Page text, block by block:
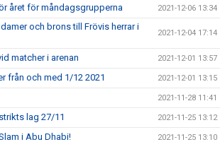
året för måndagsgrupperna 2021-12-06 13:34
och brons till Frövis herrar i
2021-12-04 17:14
matcher i arenan 2021-12-01 13:57
från och med 1/12 2021 2021-12-01 13:15
2021-11-28 11:41
lag 27/11 2021-11-25 13:12
i Abu Dhabi! 2021-11-25 13:10